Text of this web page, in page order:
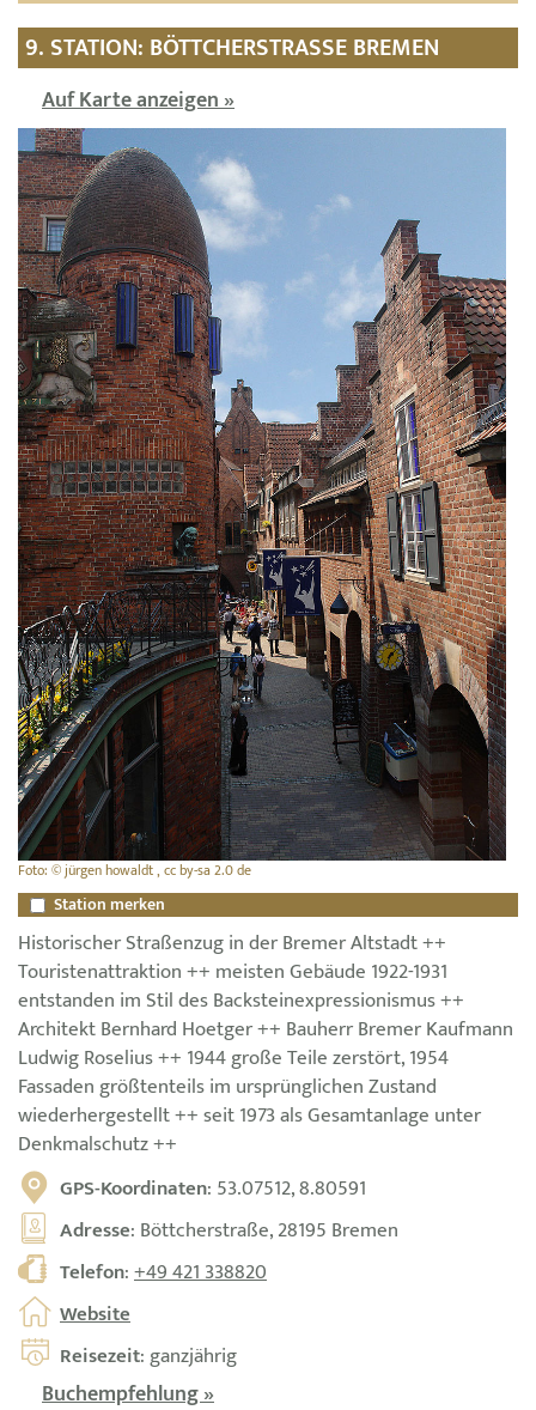
9. STATION: BÖTTCHERSTRASSE BREMEN
Auf Karte anzeigen »
Foto: © jürgen howaldt , cc by-sa 2.0 de
Station merken
Historischer Straßenzug in der Bremer Altstadt ++
Touristenattraktion ++ meisten Gebäude 1922-1931
entstanden im Stil des Backsteinexpressionismus ++
Architekt Bernhard Hoetger ++ Bauherr Bremer Kaufmann
Ludwig Roselius ++ 1944 große Teile zerstört, 1954
Fassaden größtenteils im ursprünglichen Zustand
wiederhergestellt ++ seit 1973 als Gesamtanlage unter
Denkmalschutz ++
GPS-Koordinaten: 53.07512, 8.80591
Adresse: Böttcherstraße, 28195 Bremen
Telefon:+49 421 338820
Website
Reisezeit: ganzjährig
Buchempfehlung »